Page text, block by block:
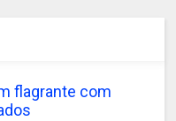
flagrante com